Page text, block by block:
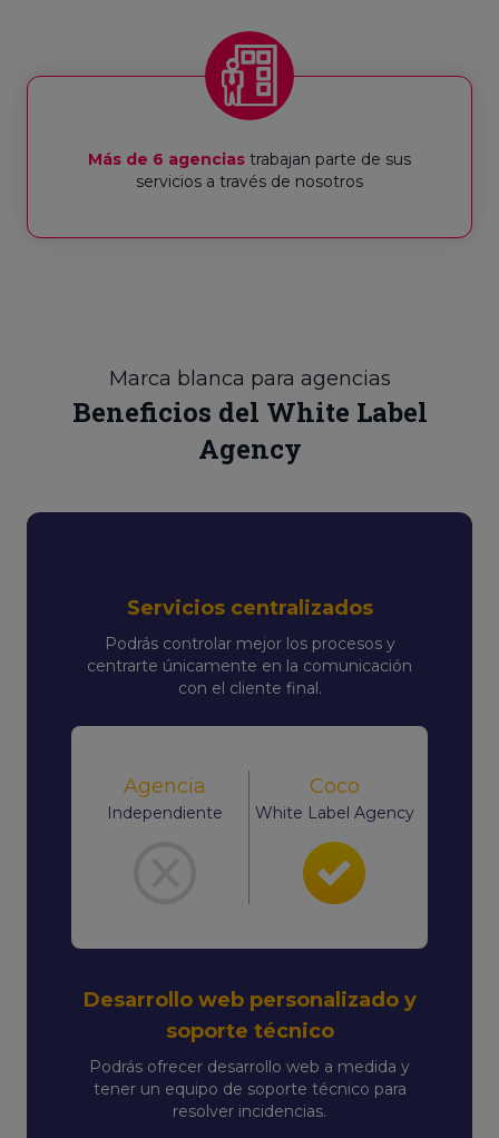
Más de 6 agencias trabajan parte de sus
servicios a través de nosotros
Marca blanca para agencias
Beneficios del White Label
Agency
Servicios centralizados
Podrás controlar mejor los procesos y
centrarte únicamente en la comunicación
con el cliente final.
Agencia
Independiente
Coco
White Label Agency
Desarrollo web personalizado y
soporte técnico
Podrás ofrecer desarrollo web a medida y
tener un equipo de soporte técnico para
resolver incidencias.